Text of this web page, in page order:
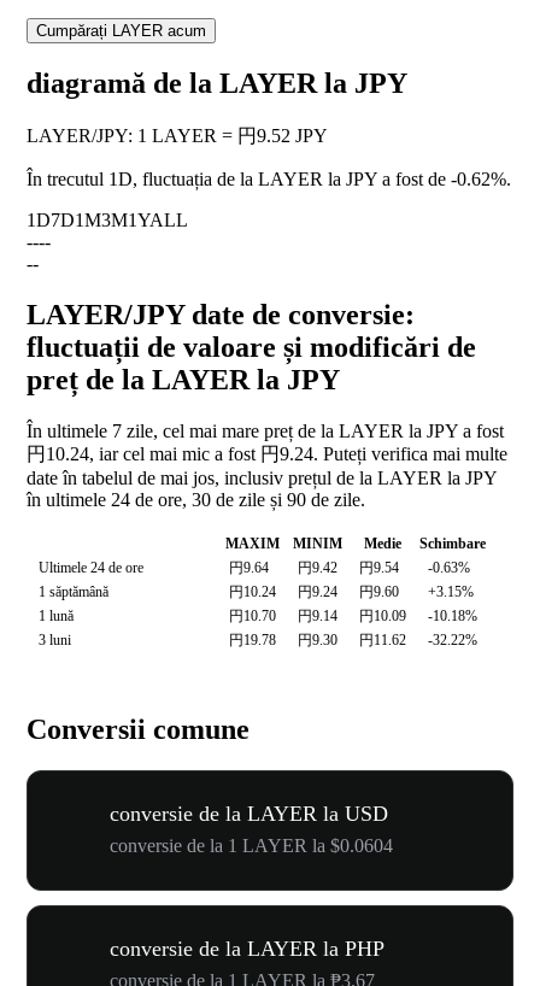
Cumpărați LAYER acum
diagramă de la LAYER la JPY
LAYER/JPY: 1 LAYER = 円9.52 JPY
În trecutul 1D, fluctuația de la LAYER la JPY a fost de -0.62%.
1D7D1M3M1YALL
----
--
LAYER/JPY date de conversie:
fluctuații de valoare și modificări de
preț de la LAYER la JPY
În ultimele 7 zile, cel mai mare preț de la LAYER la JPY a fost
円10.24, iar cel mai mic a fost 円9.24. Puteți verifica mai multe
date în tabelul de mai jos, inclusiv prețul de la LAYER la JPY
în ultimele 24 de ore, 30 de zile și 90 de zile.
MAXIM MINIM Medie
Schimbare
Ultimele 24 de ore
円9.64 円9.42 円9.54
-0.63%
1 săptămână
円10.24 円9.24 円9.60
+3.15%
1 lună
円10.70 円9.14 円10.09
-10.18%
3 luni
円19.78 円9.30 円11.62 -32.22%
Conversii comune
conversie de la LAYER la USD
conversie de la 1 LAYER la $0.0604
conversie de la LAYER la PHP
conversie de la 1 LAYER la ₱3.67